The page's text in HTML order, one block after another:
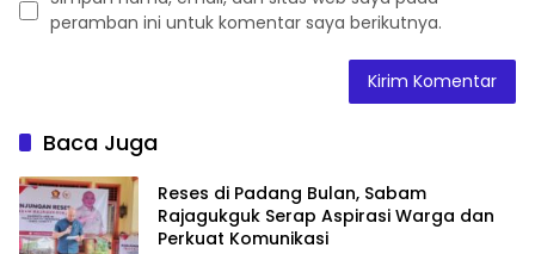
peramban ini untuk komentar saya berikutnya.
Baca Juga
Reses di Padang Bulan, Sabam
Rajagukguk Serap Aspirasi Warga dan
Perkuat Komunikasi